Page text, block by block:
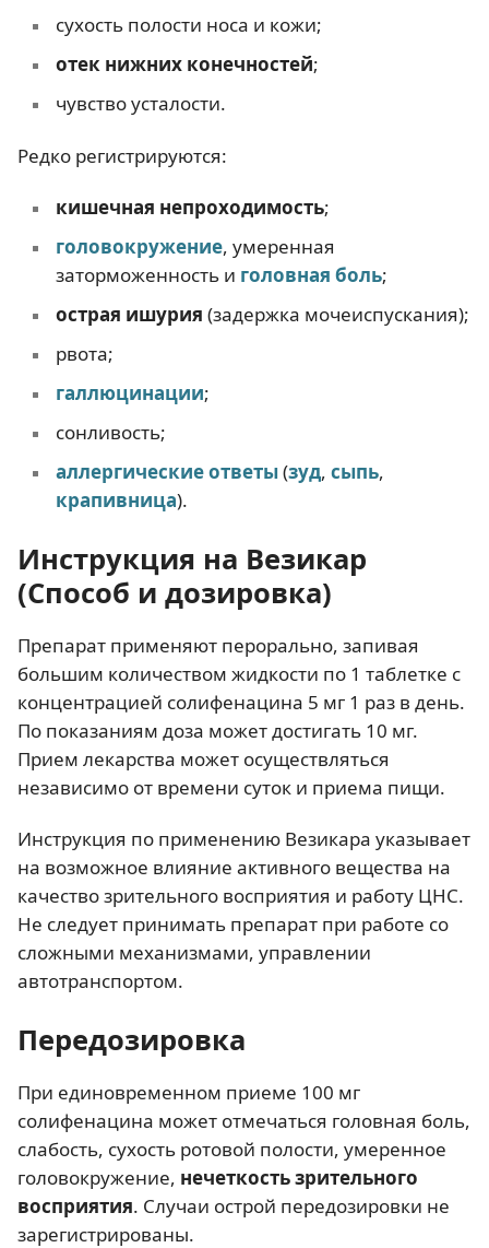
сухость полости носа и кожи;
отек нижних конечностей;
чувство усталости.
Редко регистрируются:
кишечная непроходимость;
головокружение, умеренная
заторможенность и головная боль;
острая ишурия (задержка мочеиспускания);
рвота;
галлюцинации;
сонливость;
аллергические ответы(зуд, сыпь,
крапивница).
Инструкция на Везикар
(Способ и дозировка)
Препарат применяют перорально, запивая
большим количеством жидкости по 1 таблетке с
концентрацией солифенацина 5 мг 1 раз в день.
По показаниям доза может достигать 10 мг.
Прием лекарства может осуществляться
независимо от времени суток и приема пищи.
Инструкция по применению Везикара указывает
на возможное влияние активного вещества на
качество зрительного восприятия и работу ЦНС.
Не следует принимать препарат при работе со
сложными механизмами, управлении
автотранспортом.
Передозировка
При единовременном приеме 100 мг
солифенацина может отмечаться головная боль,
слабость, сухость ротовой полости, умеренное
головокружение, нечеткость зрительного
восприятия. Случаи острой передозировки не
зарегистрированы.